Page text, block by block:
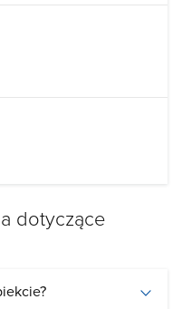
dotyczące